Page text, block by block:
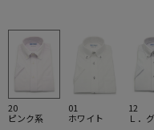
20
ピンク系
01
ホワイト
12
Ｌ．